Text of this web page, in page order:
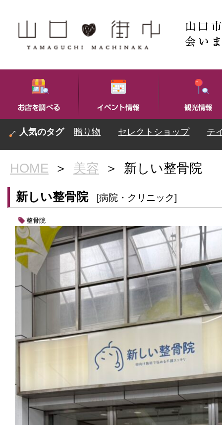
贈り物 セレクトショップ テ
HOME ＞ 美容 ＞ 新しい整骨院
新しい整骨院 [病院・クリニック]
整骨院